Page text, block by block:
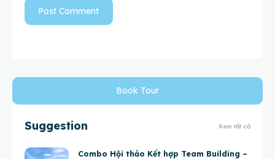
Book Tour
Suggestion Xem tất cả
Combo Hội thảo Kết hợp Team Building –